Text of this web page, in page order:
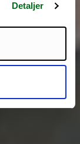
Detaljer